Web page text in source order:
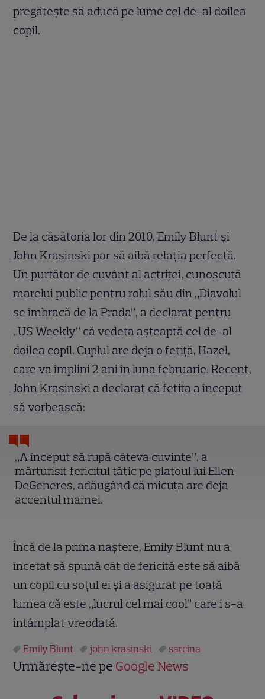
pregătește să aducă pe lume cel de-al doilea
copil.
De la căsătoria lor din 2010, Emily Blunt și
John Krasinski par să aibă relația perfectă.
Un purtător de cuvânt al actriței, cunoscută
marelui public pentru rolul său din „Diavolul
se îmbracă de la Prada”, a declarat pentru
„US Weekly” că vedeta așteaptă cel de-al
doilea copil. Cuplul are deja o fetiță, Hazel,
care va împlini 2 ani în luna februarie. Recent,
John Krasinski a declarat că fetița a început
să vorbească:
„A început să rupă câteva cuvinte”, a
mărturisit fericitul tătic pe platoul lui Ellen
DeGeneres, adăugând că micuța are deja
accentul mamei.
Încă de la prima naștere, Emily Blunt nu a
încetat să spună cât de fericită este să aibă
un copil cu soțul ei și a asigurat pe toată
lumea că este „lucrul cel mai cool” care i s-a
întâmplat vreodată.
Emily Blunt john krasinski sarcina
Urmărește-ne pe Google News